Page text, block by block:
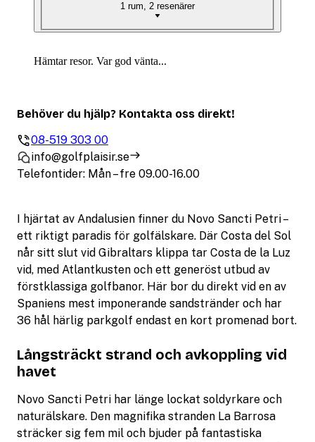
I hjärtat av Andalusien finner du Novo Sancti Petri –
ett riktigt paradis för golfälskare. Där Costa del Sol
når sitt slut vid Gibraltars klippa tar Costa de la Luz
vid, med Atlantkusten och ett generöst utbud av
förstklassiga golfbanor. Här bor du direkt vid en av
Spaniens mest imponerande sandstränder och har
36 hål härlig parkgolf endast en kort promenad bort.
Långsträckt strand och avkoppling vid
havet
Novo Sancti Petri har länge lockat soldyrkare och
naturälskare. Den magnifika stranden La Barrosa
sträcker sig fem mil och bjuder på fantastiska
1 rum, 2 resenärer
Hämtar resor. Var god vänta...
Behöver du hjälp? Kontakta oss direkt!
08-519 303 00
info@golfplaisir.se
Telefontider: Mån – fre 09.00-16.00